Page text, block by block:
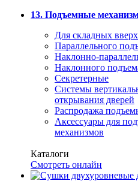
13. Подъемные
Для складных
Параллельного
Наклонно-
Наклонного
Секретерные
Системы
открывания дверей
Распродажа
Аксессуары для
механизмов
Каталоги
Смотреть онлайн